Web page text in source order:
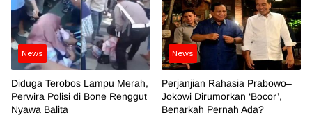
News
Diduga Terobos Lampu Merah,
Perwira Polisi di Bone Renggut
Nyawa Balita
News
Perjanjian Rahasia Prabowo–
Jokowi Dirumorkan ‘Bocor’,
Benarkah Pernah Ada?